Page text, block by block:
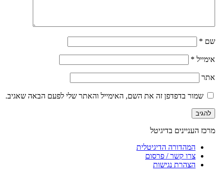
שם *
אימייל *
אתר
שמור בדפדפן זה את השם, האימייל והאתר שלי לפעם הבאה שאגיב.
מרכז העניינים בדיגיטל
המהדורה הדיגיטלית
צרו קשר / פרסום
הצהרת נגישות